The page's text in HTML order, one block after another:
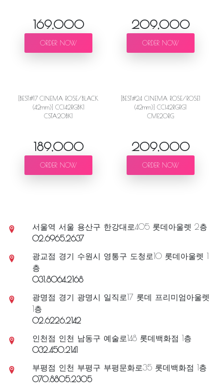
169,000
ORDER NOW
209,000
ORDER NOW
CSTA20BK1
189,000
ORDER NOW
[BEST#24 CINEMA ROSE/ROSE1
(42mm)] CCI42RGRG1
서울역 서울 용산구 한강대로405 롯데아울렛 2층
02.6965.2637
광교점 경기 수원시 영통구 도청로10 롯데아울렛 1
층